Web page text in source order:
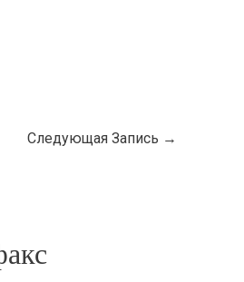
Следующая Запись →